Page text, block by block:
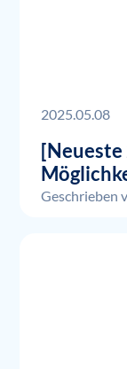
2025.05.08
Geschrieben